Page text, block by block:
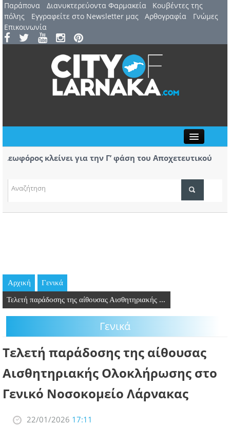
Παράπονα Διανυκτερεύοντα Φαρμακεία
Kουβέντες της
πόλης
Εγγραφείτε στο Newsletter μας Αρθογραφία
Γνώμες
Επικοινωνία
ΤΟΠΙΚΑ ΝΕΑ
ΘΕΣΕΙΣ ΕΡΓΑΣΙΑΣ
PODCAST
ΛΑΡΝΑΚΑ 2030
ΣΥΝΔΕΣΜΟΙ
ΠΕΡΙΣΣΟΤΕΡΑ
κλείνει για την Γ’ φάση του Αποχετευτικού
«Υποτροφίες Κώστας Τσιελεπής» για
του ΤΕΠΑΚ
Αρχική Γενικά
Τελετή παράδοσης της αίθουσας Αισθητηριακής ...
Γενικά
Τελετή παράδοσης της αίθουσας
Αισθητηριακής Ολοκλήρωσης στο
Γενικό Νοσοκομείο Λάρνακας
22/01/2026 17:11